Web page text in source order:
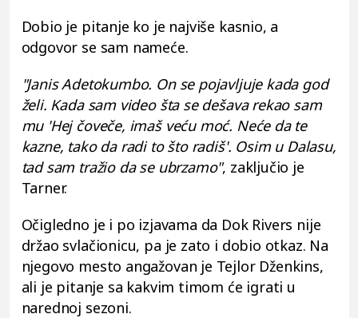
Dobio je pitanje ko je najviše kasnio, a
odgovor se sam nameće.
"Janis Adetokumbo. On se pojavljuje kada god
želi. Kada sam video šta se dešava rekao sam
mu 'Hej čoveče, imaš veću moć. Neće da te
kazne, tako da radi to što radiš'. Osim u Dalasu,
tad sam tražio da se ubrzamo", zaključio je
Tarner.
Očigledno je i po izjavama da Dok Rivers nije
držao svlačionicu, pa je zato i dobio otkaz. Na
njegovo mesto angažovan je Tejlor Dženkins,
ali je pitanje sa kakvim timom će igrati u
narednoj sezoni.